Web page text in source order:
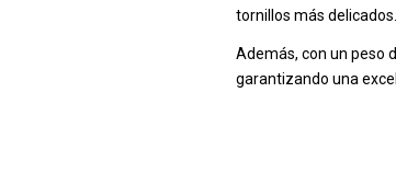
tornillos más delicados.
Además, con un peso
garantizando una